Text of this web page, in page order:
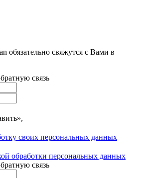
обязательно свяжутся с Вами в
связь
своих персональных данных
обработки персональных данных
связь